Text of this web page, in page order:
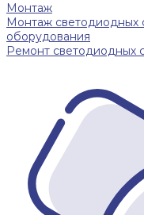
Монтаж
Монтаж светодиодных
оборудования
Ремонт светодиодных